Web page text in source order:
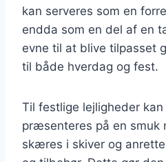
kan serveres som en
endda som en del af en
evne til at blive tilpasset
til både hverdag og fest.
Til festlige lejligheder
præsenteres på en smuk
skæres i skiver og